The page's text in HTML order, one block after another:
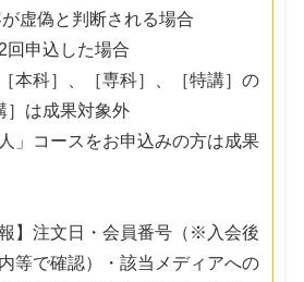
が虚偽と判断される場合
回申込した場合
本科］、［専科］、［特講］の
］は成果対象外
」コースをお申込みの方は成果
報】注文日・会員番号（※入会後
等で確認）・該当メディアへの